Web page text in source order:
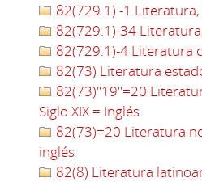
82(729.1) -1 Literatura,
82(729.1)-34
82(729.1)-4 Literatura
82(73) Literatura
82(73)"19"=20
Siglo XIX = Inglés
82(73)=20 Literatura
inglés
82(8) Literatura